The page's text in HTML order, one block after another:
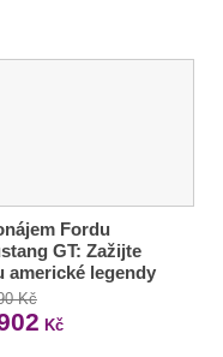
Fordu
GT: Zažijte
americké legendy
Kč
Kč